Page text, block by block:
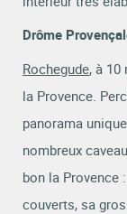
Drôme
Rochegude, à 10
la Provence.
panorama
nombreux
bon la Provence
couverts, sa